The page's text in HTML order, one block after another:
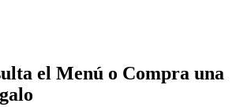
el Menú o Compra una